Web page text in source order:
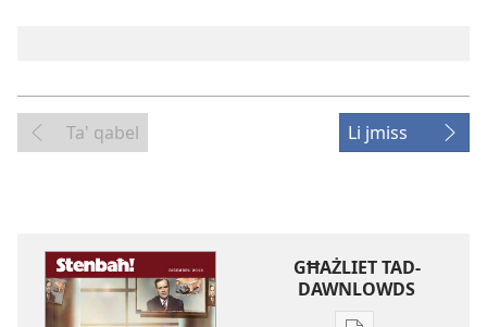
Ta' qabel Li jmiss
GĦAŻLIET TAD-
DAWNLOWDS